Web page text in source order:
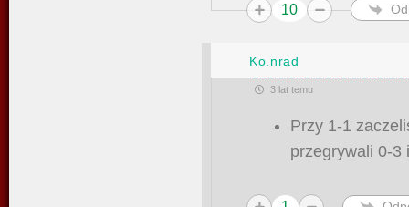
10
Ko.nrad
3 lat temu
Przy 1-1
przegrywali 0-3